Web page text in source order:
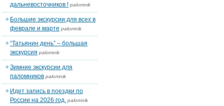
дальневосточников ! palomnik
Большие экскурсии для всех в
феврале и марте palomnik
“Татьянин день” – большая
экскурсия palomnik
Зимние экскурсии для
паломников palomnik
Идет запись в поездки по
России на 2026 год. palomnik